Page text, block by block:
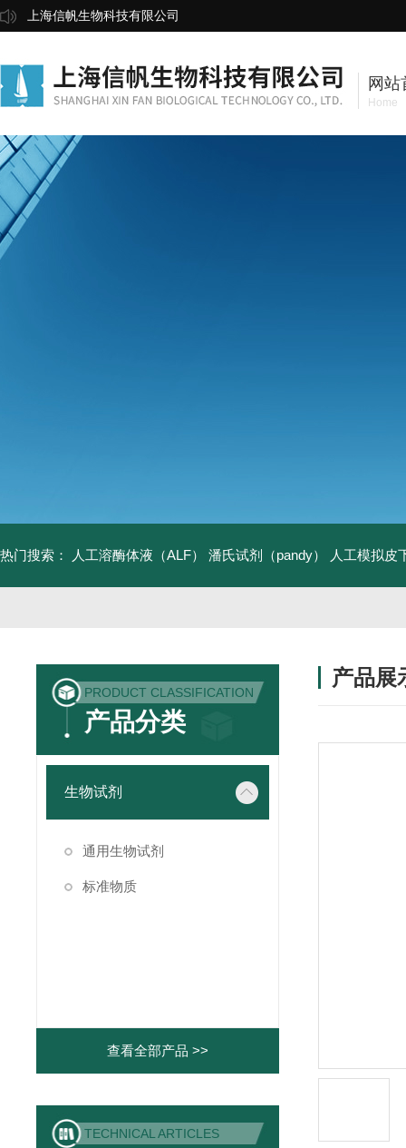
上海信帆生物科技有限公司
网站
Home
热门搜索： 人工溶酶体液（ALF） 潘氏试剂（pandy） 人工模拟皮
PRODUCT CLASSIFICATION
产品分类
生物试剂
通用生物试剂
标准物质
查看全部产品 >>
TECHNICAL ARTICLES
产品展